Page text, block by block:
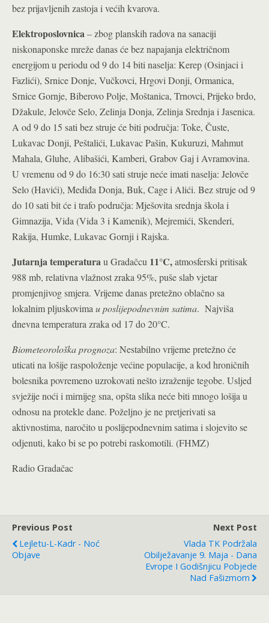
bez prijavljenih zastoja i većih kvarova.
Elektroposlovnica– zbog planskih radova na sanaciji
niskonaponske mreže danas će bez napajanja električnom
energijom u periodu od 9 do 14 biti naselja: Kerep (Osinjaci i
Fazlići), Srnice Donje, Vučkovci, Hrgovi Donji, Ormanica,
Srnice Gornje, Biberovo Polje, Moštanica, Trnovci, Prijeko brdo,
Džakule, Jelovče Selo, Zelinja Donja, Zelinja Srednja i Jasenica.
A od 9 do 15 sati bez struje će biti područja: Toke, Čuste,
Lukavac Donji, Peštalići, Lukavac Pašin, Kukuruzi, Mahmut
Mahala, Gluhe, Alibašići, Kamberi, Grabov Gaj i Avramovina.
U vremenu od 9 do 16:30 sati struje neće imati naselja: Jelovče
Selo (Havići), Mediđa Donja, Buk, Cage i Alići. Bez struje od 9
do 10 sati bit će i trafo područja: Mješovita srednja škola i
Gimnazija, Vida (Vida 3 i Kamenik), Mejremići, Skenderi,
Rakija, Humke, Lukavac Gornji i Rajska.
Jutarnja temperaturau Gradačcu 11°C,atmosferski pritisak
988 mb, relativna vlažnost zraka 95%, puše slab vjetar
promjenjivog smjera. Vrijeme danas pretežno oblačno sa
lokalnim pljuskovima u poslijepodnevnim satima. Najviša
dnevna temperatura zraka od 17 do 20°C.
Biometeorološka prognoza: Nestabilno vrijeme pretežno će
uticati na lošije raspoloženje većine populacije, a kod hroničnih
bolesnika povremeno uzrokovati nešto izraženije tegobe. Usljed
svježije noći i mirnijeg sna, opšta slika neće biti mnogo lošija u
odnosu na protekle dane. Poželjno je ne pretjerivati sa
aktivnostima, naročito u poslijepodnevnim satima i slojevito se
odjenuti, kako bi se po potrebi raskomotili. (FHMZ)
Radio Gradačac
Previous Post
Lejletu-L-Kadr - Noć
Objave
Next Post
Vlada TK Podržala
Obilježavanje 9. Maja - Dana
Evrope I Godišnjicu Pobjede
Nad Fašizmom